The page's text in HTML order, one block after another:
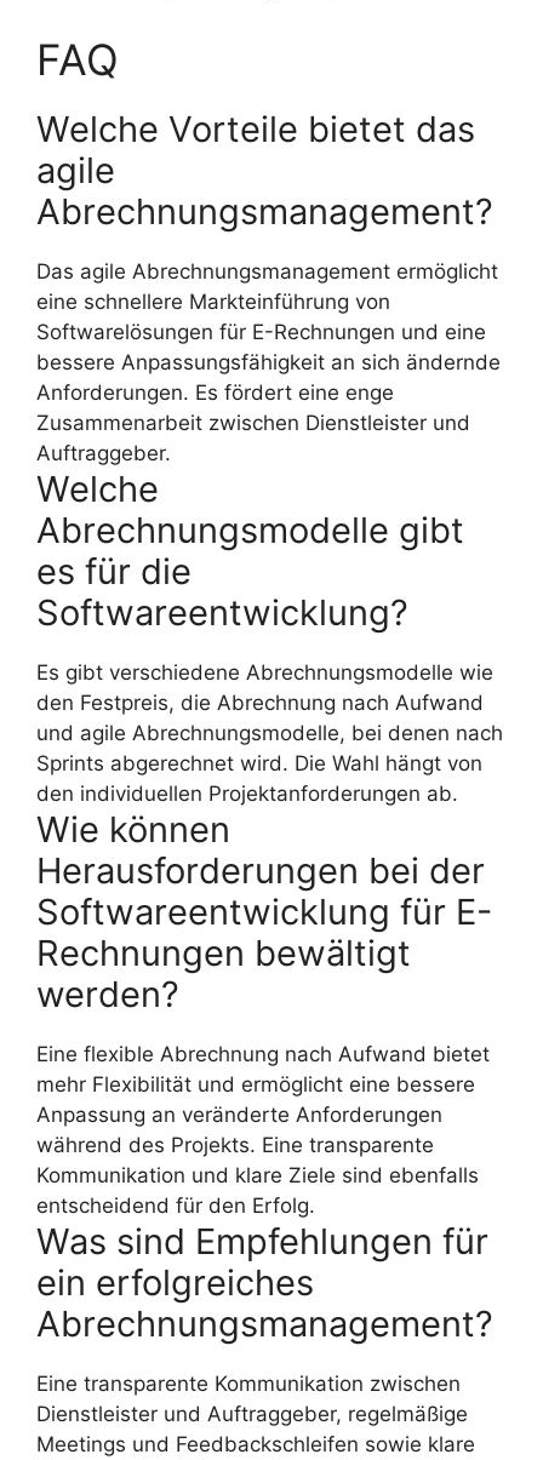
FAQ
Welche Vorteile bietet das
agile
Abrechnungsmanagement?
Das agile Abrechnungsmanagement ermöglicht
eine schnellere Markteinführung von
Softwarelösungen für E-Rechnungen und eine
bessere Anpassungsfähigkeit an sich ändernde
Anforderungen. Es fördert eine enge
Zusammenarbeit zwischen Dienstleister und
Auftraggeber.
Welche
Abrechnungsmodelle gibt
es für die
Softwareentwicklung?
Es gibt verschiedene Abrechnungsmodelle wie
den Festpreis, die Abrechnung nach Aufwand
und agile Abrechnungsmodelle, bei denen nach
Sprints abgerechnet wird. Die Wahl hängt von
den individuellen Projektanforderungen ab.
Wie können
Herausforderungen bei der
Softwareentwicklung für E-
Rechnungen bewältigt
werden?
Eine flexible Abrechnung nach Aufwand bietet
mehr Flexibilität und ermöglicht eine bessere
Anpassung an veränderte Anforderungen
während des Projekts. Eine transparente
Kommunikation und klare Ziele sind ebenfalls
entscheidend für den Erfolg.
Was sind Empfehlungen für
ein erfolgreiches
Abrechnungsmanagement?
Eine transparente Kommunikation zwischen
Dienstleister und Auftraggeber, regelmäßige
Meetings und Feedbackschleifen sowie klare